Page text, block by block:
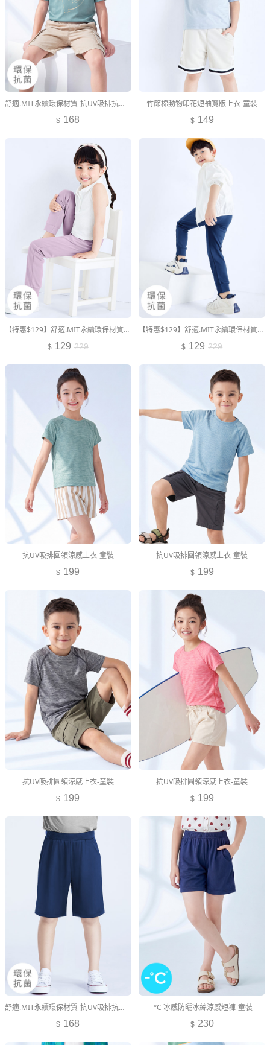
舒適.MIT永續環保材質-抗UV吸排抗菌童趣印花短袖上衣-童裝
168
竹節棉動物印花短袖寬版上衣-童裝
149
【特惠$129】舒適.MIT永續環保材質-抗UV吸排抗菌束口長褲-童裝
129 229
【特惠$129】舒適.MIT永續環保材質-抗UV吸排抗菌束口長褲-童裝
129 229
抗UV吸排圓領涼感上衣-童裝
199
抗UV吸排圓領涼感上衣-童裝
199
抗UV吸排圓領涼感上衣-童裝
199
抗UV吸排圓領涼感上衣-童裝
199
舒適.MIT永續環保材質-抗UV吸排抗菌短褲-童裝
168
-°C 冰感防曬冰絲涼感短褲-童裝
230